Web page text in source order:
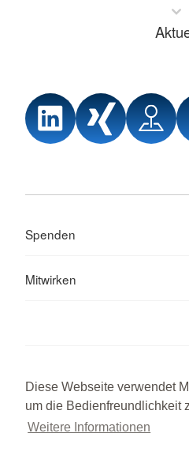
Diese Webseite verwendet
um die Bedienfreundlichkeit
Weitere Informationen
Spenden
Mitwirken